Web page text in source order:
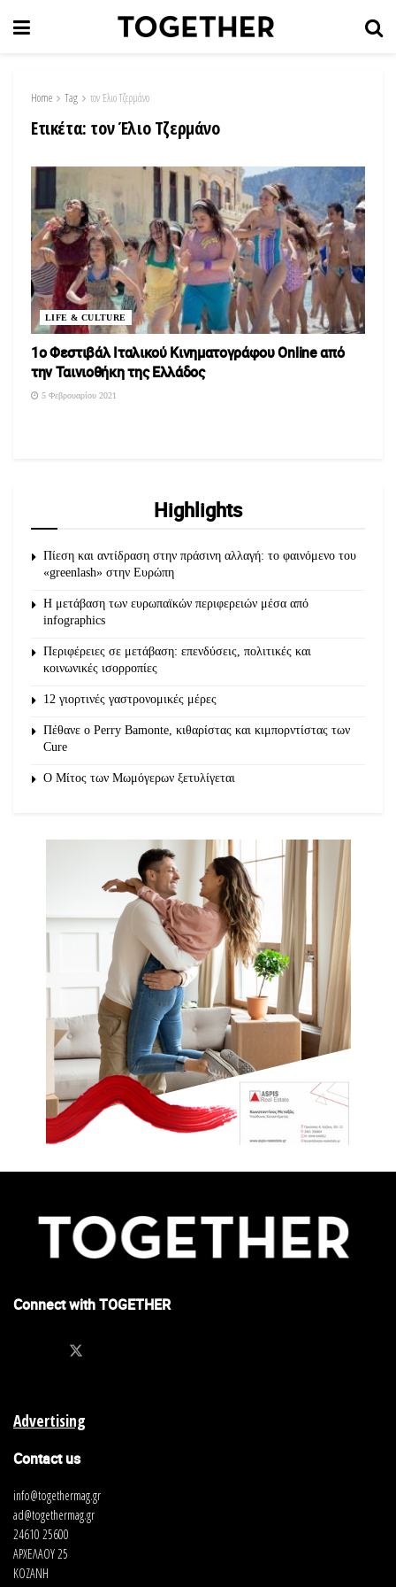
Home Tag τον Έλιο Τζερμάνο
Ετικέτα: τον Έλιο Τζερμάνο
LIFE & CULTURE
1ο Φεστιβάλ Ιταλικού Κινηματογράφου Online από
την Ταινιοθήκη της Ελλάδος
5 Φεβρουαρίου 2021
Highlights
Πίεση και αντίδραση στην πράσινη αλλαγή: το φαινόμενο του
«greenlash» στην Ευρώπη
Η μετάβαση των ευρωπαϊκών περιφερειών μέσα από
infographics
Περιφέρειες σε μετάβαση: επενδύσεις, πολιτικές και
κοινωνικές ισορροπίες
12 γιορτινές γαστρονομικές μέρες
Πέθανε ο Perry Bamonte, κιθαρίστας και κιμπορντίστας των
Cure
O Μίτος των Μωμόγερων ξετυλίγεται
Connect with TOGETHER
Advertising
Contact us
info@togethermag.gr
ad@togethermag.gr
24610 25600
ΑΡΧΕΛΑΟΥ 25
ΚΟΖΑΝΗ